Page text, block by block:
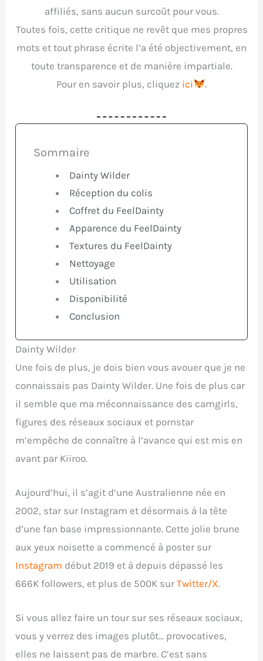
affiliés, sans aucun surcoût pour vous.
Toutes fois, cette critique ne revêt que mes propres
mots et tout phrase écrite l’a été objectivement, en
toute transparence et de manière impartiale.
Pour en savoir plus, cliquez ici .
Sommaire
Dainty Wilder
Réception du colis
Coffret du FeelDainty
Apparence du FeelDainty
Textures du FeelDainty
Nettoyage
Utilisation
Disponibilité
Conclusion
Dainty Wilder
Une fois de plus, je dois bien vous avouer que je ne
connaissais pas Dainty Wilder. Une fois de plus car
il semble que ma méconnaissance des camgirls,
figures des réseaux sociaux et pornstar
m’empêche de connaître à l’avance qui est mis en
avant par Kiiroo.
Aujourd’hui, il s’agit d’une Australienne née en
2002, star sur Instagram et désormais à la tête
d’une fan base impressionnante. Cette jolie brune
aux yeux noisette a commencé à poster sur
Instagram début 2019 et à depuis dépassé les
666K followers, et plus de 500K surTwitter/X.
Si vous allez faire un tour sur ses réseaux sociaux,
vous y verrez des images plutôt… provocatives,
elles ne laissent pas de marbre. C’est sans